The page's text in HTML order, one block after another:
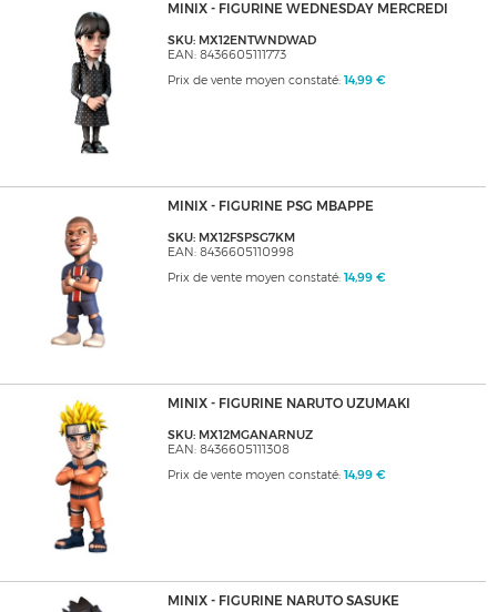
MINIX - FIGURINE WEDNESDAY MERCREDI
SKU: MX12ENTWNDWAD
EAN: 8436605111773
Prix de vente moyen constaté: 14,99 €
MINIX - FIGURINE PSG MBAPPE
SKU: MX12FSPSG7KM
EAN: 8436605110998
Prix de vente moyen constaté: 14,99 €
MINIX - FIGURINE NARUTO UZUMAKI
SKU: MX12MGANARNUZ
EAN: 8436605111308
Prix de vente moyen constaté: 14,99 €
MINIX - FIGURINE NARUTO SASUKE